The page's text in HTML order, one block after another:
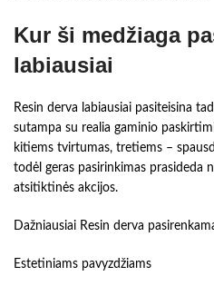
Kur ši medžiaga
labiausiai
Resin derva labiausiai pasiteisina
sutampa su realia gaminio
kitiems tvirtumas, tretiems –
todėl geras pasirinkimas prasideda
atsitiktinės akcijos.
Dažniausiai Resin derva
Estetiniams pavyzdžiams